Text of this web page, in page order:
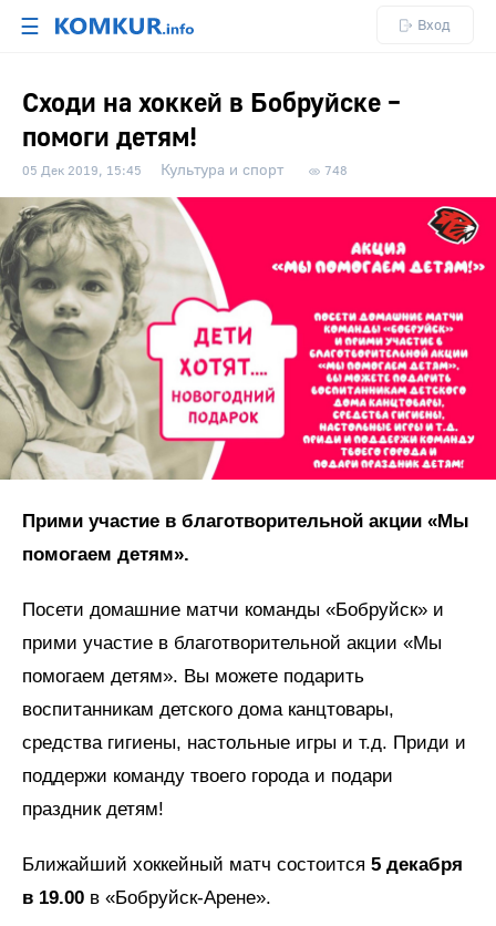
☰ Вход
Сходи на хоккей в Бобруйске –
помоги детям!
05 Дек 2019, 15:45 Культура и спорт 748
Прими участие в благотворительной акции «Мы
помогаем детям».
Посети домашние матчи команды «Бобруйск» и
прими участие в благотворительной акции «Мы
помогаем детям». Вы можете подарить
воспитанникам детского дома канцтовары,
средства гигиены, настольные игры и т.д. Приди и
поддержи команду твоего города и подари
праздник детям!
Ближайший хоккейный матч состоится 5 декабря
в 19.00 в «Бобруйск-Арене».